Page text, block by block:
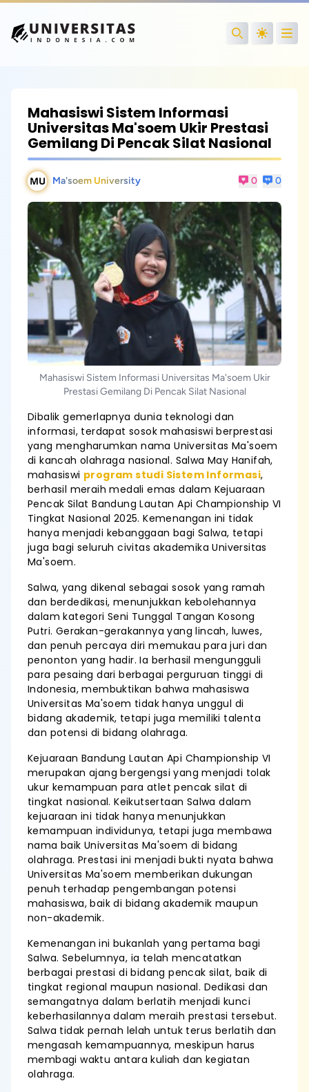
Search
Mahasiswi Sistem Informasi
Universitas Ma'soem Ukir Prestasi
Gemilang Di Pencak Silat Nasional
Ma'soem University 0 0
Mahasiswi Sistem Informasi Universitas Ma'soem Ukir
Prestasi Gemilang Di Pencak Silat Nasional
Dibalik gemerlapnya dunia teknologi dan
informasi, terdapat sosok mahasiswi berprestasi
yang mengharumkan nama Universitas Ma'soem
di kancah olahraga nasional. Salwa May Hanifah,
mahasiswi program studi Sistem Informasi,
berhasil meraih medali emas dalam Kejuaraan
Pencak Silat Bandung Lautan Api Championship VI
Tingkat Nasional 2025. Kemenangan ini tidak
hanya menjadi kebanggaan bagi Salwa, tetapi
juga bagi seluruh civitas akademika Universitas
Ma'soem.
Salwa, yang dikenal sebagai sosok yang ramah
dan berdedikasi, menunjukkan kebolehannya
dalam kategori Seni Tunggal Tangan Kosong
Putri. Gerakan-gerakannya yang lincah, luwes,
dan penuh percaya diri memukau para juri dan
penonton yang hadir. Ia berhasil mengungguli
para pesaing dari berbagai perguruan tinggi di
Indonesia, membuktikan bahwa mahasiswa
Universitas Ma'soem tidak hanya unggul di
bidang akademik, tetapi juga memiliki talenta
dan potensi di bidang olahraga.
Kejuaraan Bandung Lautan Api Championship VI
merupakan ajang bergengsi yang menjadi tolak
ukur kemampuan para atlet pencak silat di
tingkat nasional. Keikutsertaan Salwa dalam
kejuaraan ini tidak hanya menunjukkan
kemampuan individunya, tetapi juga membawa
nama baik Universitas Ma'soem di bidang
olahraga. Prestasi ini menjadi bukti nyata bahwa
Universitas Ma'soem memberikan dukungan
penuh terhadap pengembangan potensi
mahasiswa, baik di bidang akademik maupun
non-akademik.
Kemenangan ini bukanlah yang pertama bagi
Salwa. Sebelumnya, ia telah mencatatkan
berbagai prestasi di bidang pencak silat, baik di
tingkat regional maupun nasional. Dedikasi dan
semangatnya dalam berlatih menjadi kunci
keberhasilannya dalam meraih prestasi tersebut.
Salwa tidak pernah lelah untuk terus berlatih dan
mengasah kemampuannya, meskipun harus
membagi waktu antara kuliah dan kegiatan
olahraga.